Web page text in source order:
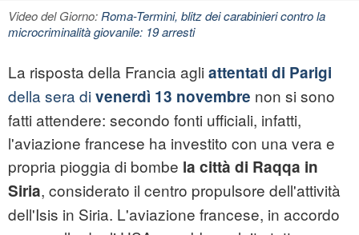
Video del Giorno:Roma-Termini, blitz dei carabinieri contro la
microcriminalità giovanile: 19 arresti
La risposta della Francia agli attentati di Parigi
della sera divenerdì 13 novembre non si sono
fatti attendere: secondo fonti ufficiali, infatti,
l'aviazione francese ha investito con una vera e
propria pioggia di bombe la città di Raqqa in
Siria, considerato il centro propulsore dell'attività
dell'Isis in Siria. L'aviazione francese, in accordo